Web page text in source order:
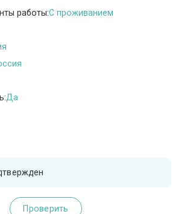
работы:C проживанием
Да
Проверить